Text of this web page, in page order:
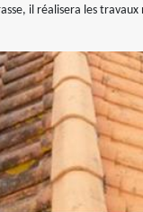
il réalisera les travaux